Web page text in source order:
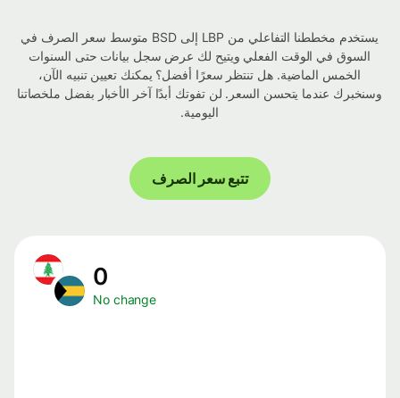
يستخدم مخططنا التفاعلي من LBP إلى BSD متوسط ​​سعر الصرف في
السوق في الوقت الفعلي ويتيح لك عرض سجل بيانات حتى السنوات
الخمس الماضية. هل تنتظر سعرًا أفضل؟ يمكنك تعيين تنبيه الآن،
وسنخبرك عندما يتحسن السعر. لن تفوتك أبدًا آخر الأخبار بفضل ملخصاتنا
اليومية.
تتبع سعر الصرف
No change